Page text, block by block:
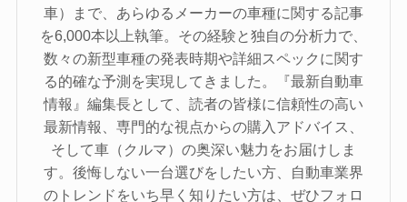
車）まで、あらゆるメーカーの車種に関する記事
を6,000本以上執筆。その経験と独自の分析力で、
数々の新型車種の発表時期や詳細スペックに関す
る的確な予測を実現してきました。『最新自動車
情報』編集長として、読者の皆様に信頼性の高い
最新情報、専門的な視点からの購入アドバイス、
そして車（クルマ）の奥深い魅力をお届けしま
す。後悔しない一台選びをしたい方、自動車業界
のトレンドをいち早く知りたい方は、ぜひフォロ